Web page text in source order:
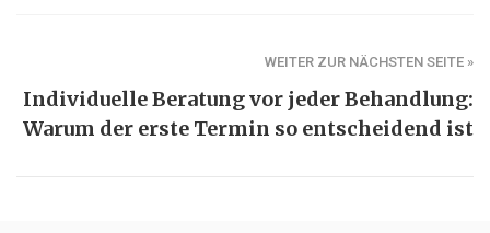
WEITER ZUR NÄCHSTEN SEITE »
Individuelle Beratung vor jeder Behandlung:
Warum der erste Termin so entscheidend ist